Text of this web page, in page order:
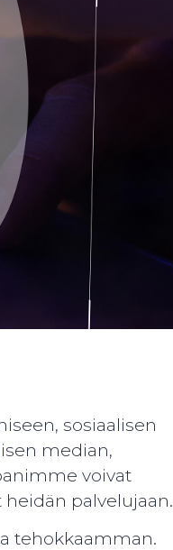
sosiaalisen
median,
voivat
palvelujaan.
tehokkaamman.